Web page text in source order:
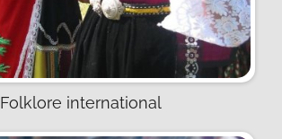
Folklore international